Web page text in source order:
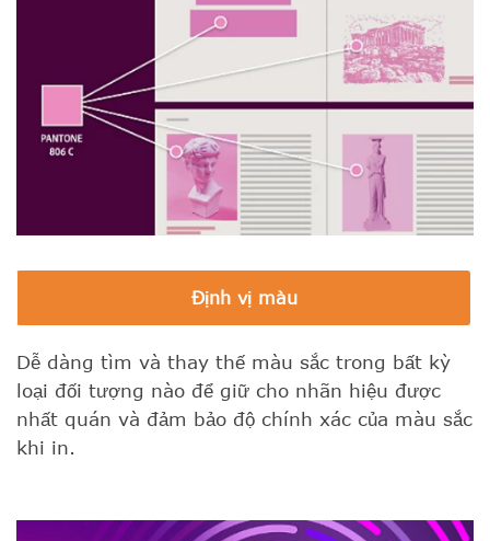
Định vị màu
Dễ dàng tìm và thay thế màu sắc trong bất kỳ
loại đối tượng nào để giữ cho nhãn hiệu được
nhất quán và đảm bảo độ chính xác của màu sắc
khi in.